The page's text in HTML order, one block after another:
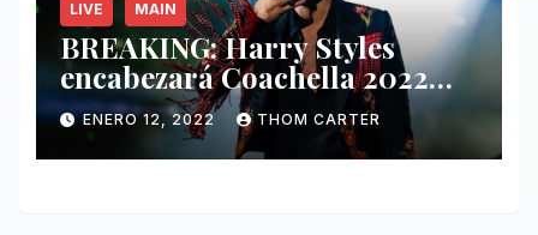
LIVE MAIN
BREAKING: Harry Styles
encabezará Coachella 2022
junto a Kanye West y Billie
Eilish.
ENERO 12, 2022 THOM CARTER